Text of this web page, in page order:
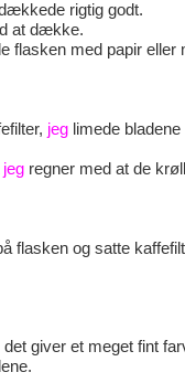
rigtig godt.
at dække.
flasken med papir eller
jeg limede
jeg regner med at de
flasken og satte
giver et meget fint